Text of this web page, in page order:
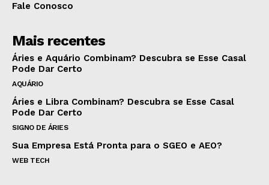
Fale Conosco
Mais recentes
Áries e Aquário Combinam? Descubra se Esse Casal
Pode Dar Certo
AQUÁRIO
Áries e Libra Combinam? Descubra se Esse Casal
Pode Dar Certo
SIGNO DE ÁRIES
Sua Empresa Está Pronta para o SGEO e AEO?
WEB TECH